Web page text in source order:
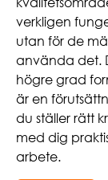
verkligen
utan för de
använda det.
högre grad
är en
du ställer rätt
med dig
arbete.